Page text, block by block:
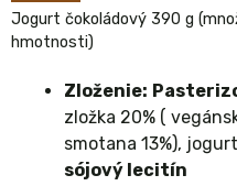
Jogurt čokoládový 390 g
hmotnosti)
Zloženie:
zložka 20% (
smotana 13%),
sójový lecitín